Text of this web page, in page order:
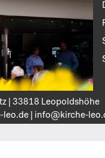
| 33818 Leopoldshöhe
|